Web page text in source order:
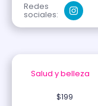
Redes
sociales:
Salud y belleza
$199